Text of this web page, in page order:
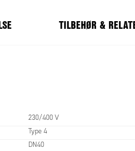
smarte
når
for
TILBEHØR &
230/400 V
Type 4
DN40